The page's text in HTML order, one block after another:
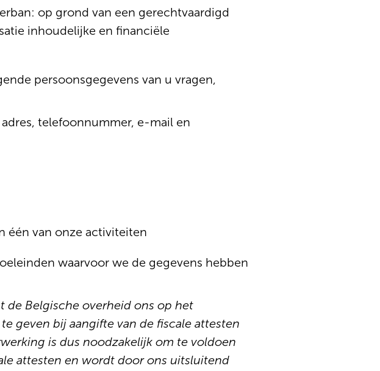
op grond van een gerechtvaardigd
inhoudelijke en financiële
persoonsgegevens van u vragen,
telefoonnummer, e-mail en
één van onze activiteiten
waarvoor we de gegevens hebben
de Belgische overheid ons op het
geven bij aangifte van de fiscale attesten
is dus noodzakelijk om te voldoen
attesten en wordt door ons uitsluitend